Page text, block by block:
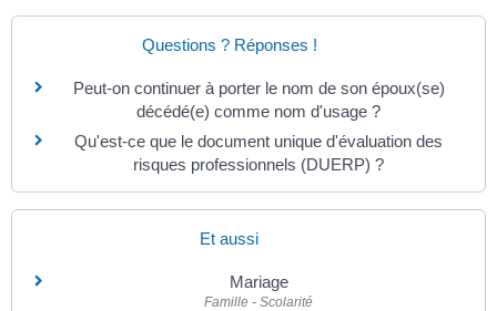
Questions ? Réponses !
Peut-on continuer à porter le nom de son époux(se)
décédé(e) comme nom d'usage ?
Qu'est-ce que le document unique d'évaluation des
risques professionnels (DUERP) ?
Et aussi
Mariage
Famille - Scolarité